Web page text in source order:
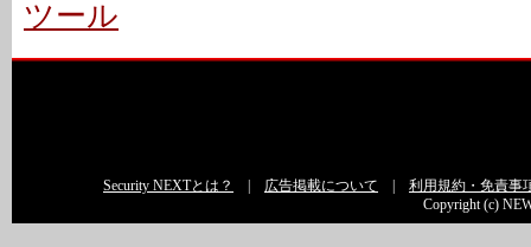
ツール
Security NEXTとは？ 広告掲載について
利用規約・免責事
Copyright (c)